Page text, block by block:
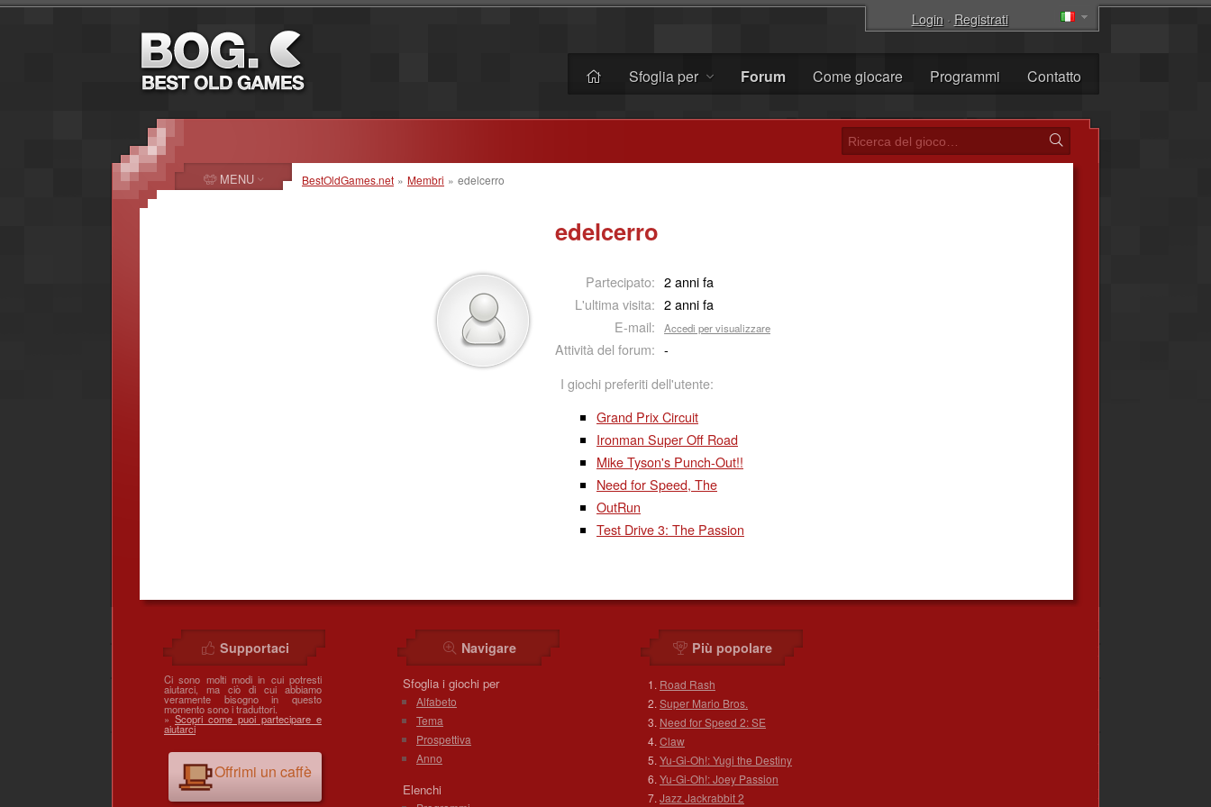
Login· Registrati
Sfoglia per Forum Come giocare Programmi Contatto
BestOldGames.net » Membri » edelcerro
edelcerro
Partecipato: 2 anni fa
L'ultima visita: 2 anni fa
E-mail:
Accedi per visualizzare
Attività del forum: -
I giochi preferiti dell'utente:
Grand Prix Circuit
Ironman Super Off Road
Mike Tyson's Punch-Out!!
Need for Speed, The
OutRun
Test Drive 3: The Passion
MENU
Supportaci
Ci sono molti modi in cui potresti
aiutarci, ma ciò di cui abbiamo
veramente bisogno in questo
momento sono i traduttori.
» Scopri come puoi partecipare e
aiutarci
Offrimi un caffè
Navigare
Sfoglia i giochi per
Alfabeto
Tema
Prospettiva
Anno
Elenchi
Più popolare
Road Rash
Super Mario Bros.
Need for Speed 2: SE
Claw
Yu-Gi-Oh!: Yugi the Destiny
Yu-Gi-Oh!: Joey Passion
Jazz Jackrabbit 2